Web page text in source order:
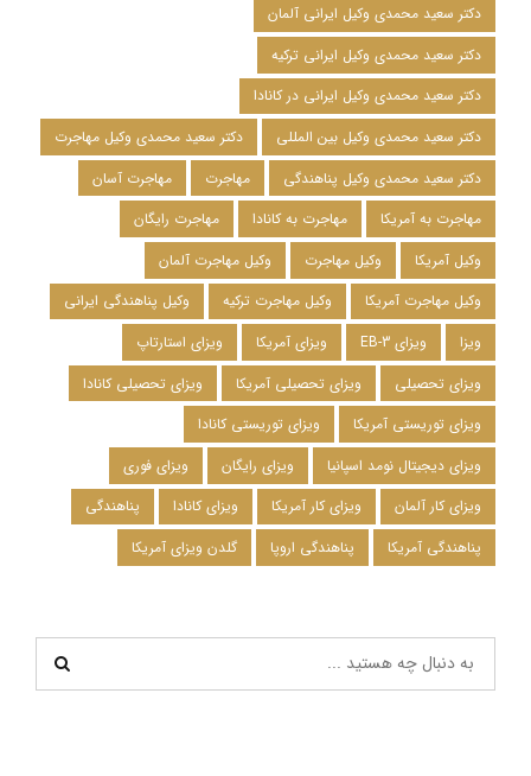
دکتر سعید محمدی وکیل ایرانی آلمان
دکتر سعید محمدی وکیل ایرانی ترکیه
دکتر سعید محمدی وکیل ایرانی در کانادا
دکتر سعید محمدی وکیل بین المللی
دکتر سعید محمدی وکیل مهاجرت
دکتر سعید محمدی وکیل پناهندگی
مهاجرت
مهاجرت آسان
مهاجرت به آمریکا
مهاجرت به کانادا
مهاجرت رایگان
وکیل آمریکا
وکیل مهاجرت
وکیل مهاجرت آلمان
وکیل مهاجرت آمریکا
وکیل مهاجرت ترکیه
وکیل پناهندگی ایرانی
ویزا
ویزای EB-3 ویزای آمریکا
ویزای استارتاپ
ویزای تحصیلی
ویزای تحصیلی آمریکا
ویزای تحصیلی کانادا
ویزای توریستی آمریکا
ویزای توریستی کانادا
ویزای دیجیتال نومد اسپانیا
ویزای رایگان
ویزای فوری
ویزای کار آلمان
ویزای کار آمریکا ویزای کانادا
پناهندگی
پناهندگی آمریکا
پناهندگی اروپا گلدن ویزای آمریکا